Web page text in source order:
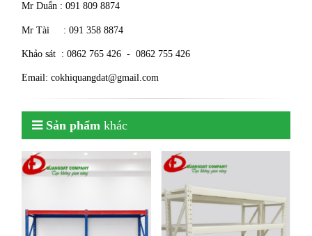
Mr Duẩn : 091 809 8874
Mr Tài : 091 358 8874
Khảo sát : 0862 765 426 - 0862 755 426
Email: cokhiquangdat@gmail.com
Sản phẩm khác